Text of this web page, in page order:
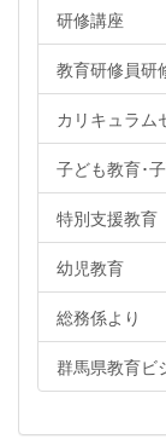
研修講座
教育研修員研
カリキュラム
子ども教育･
特別支援教育
幼児教育
総務係より
群馬県教育ビ